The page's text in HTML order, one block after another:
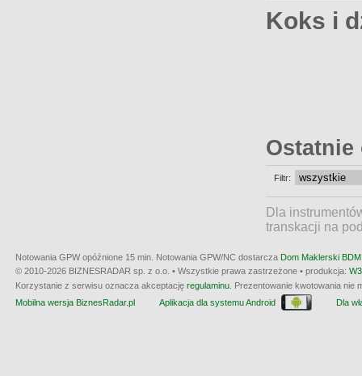
Koks i
Ostatnie
Filtr:
Dla
transkacji na
Notowania GPW opóźnione 15 min. Notowania GPW/NC dostarcza Dom Maklerski
© 2010-2026 BIZNESRADAR sp. z o.o. • Wszystkie prawa zastrzeżone • produkcja:
Korzystanie z serwisu oznacza akceptację regulaminu . Prezentowanie kwotowania
Mobilna wersja BiznesRadar.pl
Aplikacja dla systemu Android Dla